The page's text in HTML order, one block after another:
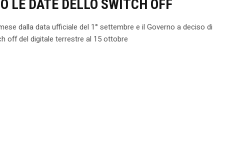
LE DATE DELLO SWITCH OFF
dalla data ufficiale del 1° settembre e il Governo a deciso di
off del digitale terrestre al 15 ottobre